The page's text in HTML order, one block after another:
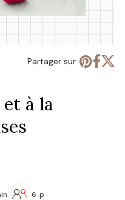
Partager sur
à la
6 .p